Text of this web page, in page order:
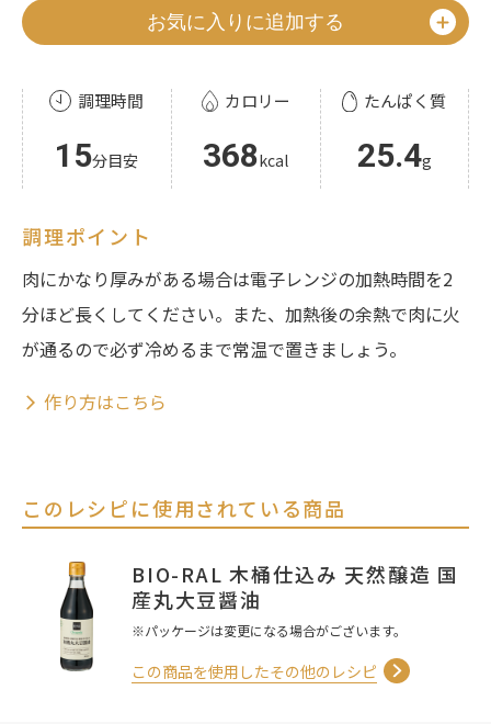
お気に入りに追加する
調理時間
15分目安
カロリー
368kcal
たんぱく質
25.4g
調理ポイント
肉にかなり厚みがある場合は電子レンジの加熱時間を2
分ほど長くしてください。また、加熱後の余熱で肉に火
が通るので必ず冷めるまで常温で置きましょう。
作り方はこちら
このレシピに使用されている商品
BIO-RAL 木桶仕込み 天然醸造 国
産丸大豆醤油
※パッケージは変更になる場合がございます。
この商品を使用したその他のレシピ